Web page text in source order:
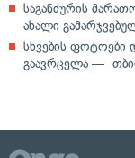
საგანძურის
ახალი
სხვების ფოტოები
გაავრცელა —